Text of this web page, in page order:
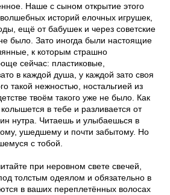
Наше с сыном открытие этого
историй елочных игрушек,
ещё от бабушек и через советские
было. Зато иногда были настоящие
к которым страшно
сейчас: пластиковые,
в каждой душа, у каждой зато своя
такой нежностью, ностальгией из
твоём такого уже не было. Как
в тебе и разливается от
нутра. Читаешь и улыбаешься в
ушедшему и почти забытому. Но
с тобой.
при неровном свете свечей,
толстым одеялом и обязательно в
в ваших переплетённых волосах